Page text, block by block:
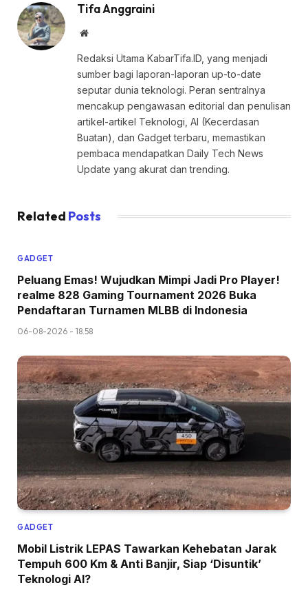
Tifa Anggraini
Website
Redaksi Utama KabarTifa.ID, yang menjadi
sumber bagi laporan-laporan up-to-date
seputar dunia teknologi. Peran sentralnya
mencakup pengawasan editorial dan penulisan
artikel-artikel Teknologi, AI (Kecerdasan
Buatan), dan Gadget terbaru, memastikan
pembaca mendapatkan Daily Tech News
Update yang akurat dan trending.
Related Posts
GADGET
Peluang Emas! Wujudkan Mimpi Jadi Pro Player!
realme 828 Gaming Tournament 2026 Buka
Pendaftaran Turnamen MLBB di Indonesia
06-08-2026 - 18.58
GADGET
Mobil Listrik LEPAS Tawarkan Kehebatan Jarak
Tempuh 600 Km & Anti Banjir, Siap ‘Disuntik’
Teknologi AI?